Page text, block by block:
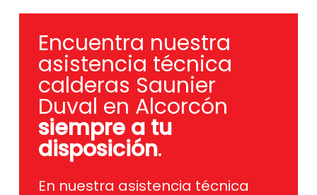
Encuentra nuestra
asistencia técnica
calderas Saunier
Duval en Alcorcón
siempre a tu
disposición.
En nuestra asistencia técnica